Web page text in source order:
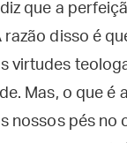
que a
disso é
virtudes
Mas, o que é
nossos pés no